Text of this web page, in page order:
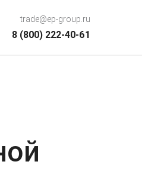
trade@ep-group.ru
8 (800) 222-40-61